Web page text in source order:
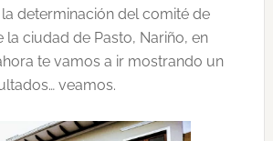
determinación del comité de
la ciudad de Pasto, Nariño, en
te vamos a ir mostrando un
veamos.